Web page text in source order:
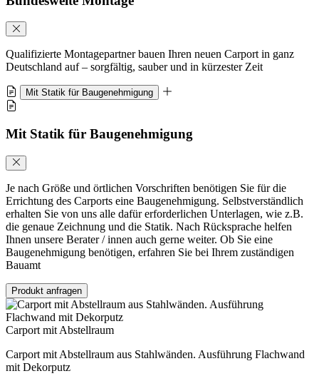
Qualifizierte Montagepartner bauen Ihren neuen Carport in ganz
Deutschland auf – sorgfältig, sauber und in kürzester Zeit
Mit Statik für Baugenehmigung
Mit Statik für Baugenehmigung
Je nach Größe und örtlichen Vorschriften benötigen Sie für die
Errichtung des Carports eine Baugenehmigung. Selbstverständlich
erhalten Sie von uns alle dafür erforderlichen Unterlagen, wie z.B.
die genaue Zeichnung und die Statik. Nach Rücksprache helfen
Ihnen unsere Berater / innen auch gerne weiter. Ob Sie eine
Baugenehmigung benötigen, erfahren Sie bei Ihrem zuständigen
Bauamt
Produkt anfragen
Carport mit Abstellraum
Carport mit Abstellraum aus Stahlwänden. Ausführung Flachwand
mit Dekorputz